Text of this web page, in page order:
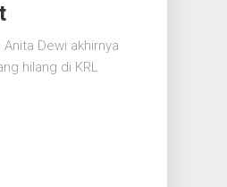
Dewi akhirnya
hilang di KRL